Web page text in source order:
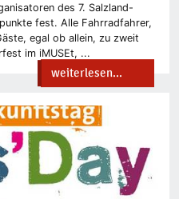
des 7. Salzland-
fest. Alle Fahrradfahrer,
egal ob allein, zu zweit
im iMUSEt, ...
weiterlesen...